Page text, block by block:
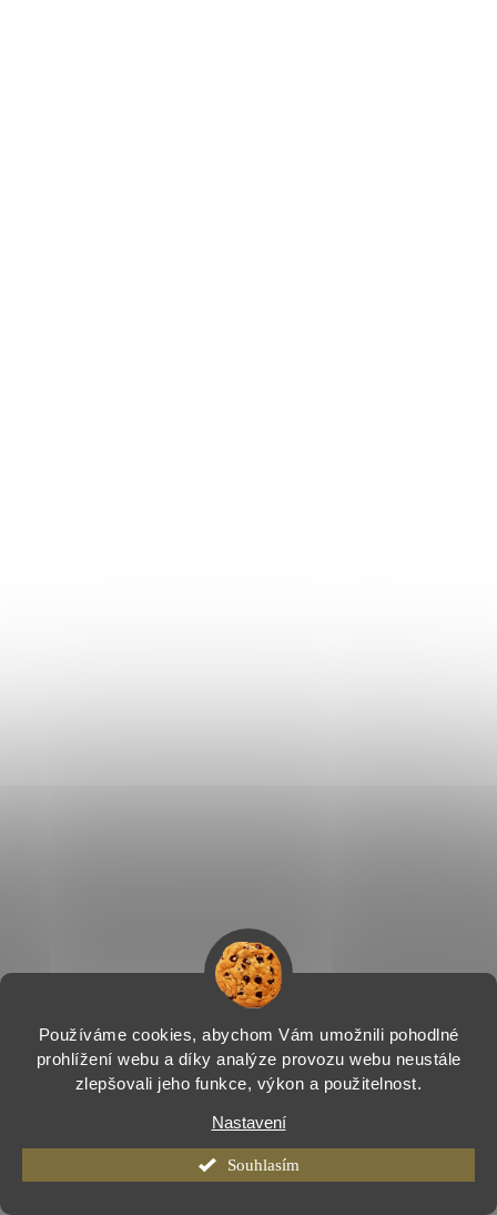
Používáme cookies, abychom Vám umožnili pohodlné
prohlížení webu a díky analýze provozu webu neustále
zlepšovali jeho funkce, výkon a použitelnost.
Nastavení
Souhlasím